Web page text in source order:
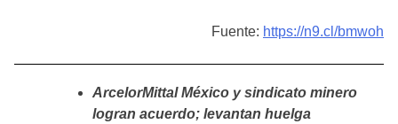
Fuente: https://n9.cl/bmwoh
ArcelorMittal México y sindicato minero
logran acuerdo; levantan huelga